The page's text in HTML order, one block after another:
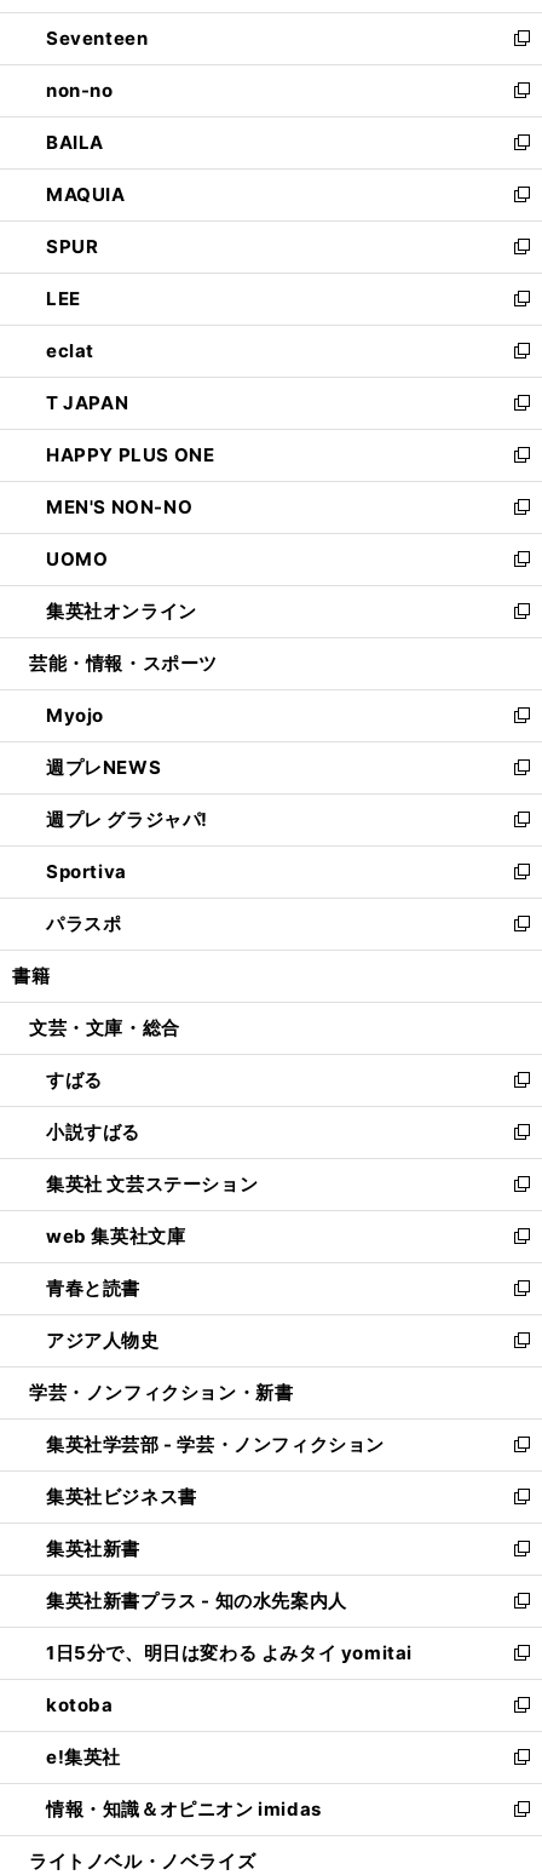
開
く
ウ
で
開
く
ン
ド
ウ
で
開
く
Seventeen
新
し
い
ウ
ィ
ン
ド
ウ
で
開
く
non-no
新
し
い
ウ
ィ
ン
ド
ウ
で
開
く
BAILA
新
し
い
ウ
ィ
ン
ド
ウ
で
開
く
MAQUIA
新
し
い
ウ
ィ
ン
ド
ウ
で
開
く
SPUR
新
し
い
ウ
ィ
ン
ド
ウ
で
開
く
LEE
新
し
い
ウ
ィ
ン
ド
ウ
で
開
く
eclat
新
し
い
ウ
ィ
ン
ド
ウ
で
開
く
T JAPAN
新
し
い
ウ
ィ
ン
ド
ウ
で
開
HAPPY PLUS ONE
新
し
い
ウ
ィ
ン
ド
ウ
開
く
MEN'S NON-NO
新
し
い
ウ
ィ
ン
ウ
で
開
く
UOMO
新
し
い
ウ
ン
ド
ウ
で
開
く
集英社オンライン
新
し
ウ
ィ
ン
ド
ウ
で
開
く
芸能・情報・スポーツ
Myojo
新
し
い
ウ
ィ
ン
ド
ウ
で
開
週プレNEWS
新
し
い
ウ
ィ
ン
ド
ウ
開
週プレ グラジャパ!
新
し
い
ウ
ィ
ン
ウ
開
く
Sportiva
新
し
い
ウ
ン
ウ
で
開
く
パラスポ
新
し
ウ
ン
ド
ウ
で
開
く
書籍
文芸・文庫・総合
すばる
新
し
い
ウ
ィ
ン
ド
ウ
で
開
く
小説すばる
新
し
い
ウ
ィ
ン
ド
ウ
で
開
集英社 文芸ステーション
新
し
い
ウ
ィ
ン
ド
ウ
開
く
web 集英社文庫
新
し
い
ウ
ィ
ン
ウ
で
開
く
青春と読書
新
し
い
ウ
ン
ド
ウ
で
開
く
アジア人物史
新
し
ウ
ィ
ン
ド
ウ
で
開
く
学芸・ノンフィクション・新書
集英社学芸部 - 学芸・ノンフィクション
新
し
い
ウ
ィ
ン
ド
ウ
で
開
く
集英社ビジネス書
新
し
い
ウ
ィ
ン
ド
ウ
で
開
く
集英社新書
新
し
い
ウ
ィ
ン
ド
ウ
で
開
く
集英社新書プラス - 知の水先案内人
新
し
い
ウ
ィ
ン
ド
ウ
で
開
1日5分で、明日は変わる よみタイ yomitai
新
し
い
ウ
ィ
ン
ド
ウ
kotoba
新
し
い
ウ
ィ
ン
e!集英社
新
し
い
ウ
情報・知識＆オピニオン imidas
新
し
ライトノベル・ノベライズ